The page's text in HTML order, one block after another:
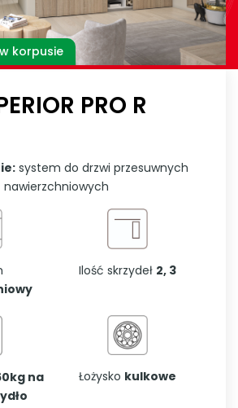
korpusie
PRO R
system do drzwi przesuwnych
nawierzchniowych
Ilość skrzydeł 2, 3
na
Łożysko kulkowe